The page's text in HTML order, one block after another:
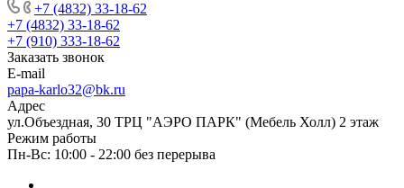
+7 (4832) 33-18-62
+7 (4832) 33-18-62
+7 (910) 333-18-62
Заказать звонок
E-mail
papa-karlo32@bk.ru
Адрес
ул.Объездная, 30 ТРЦ "АЭРО ПАРК" (Мебель Холл) 2 этаж
Режим работы
Пн-Вс: 10:00 - 22:00 без перерыва